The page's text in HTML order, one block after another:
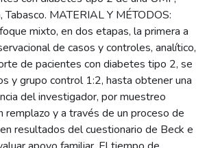
Tabasco. MATERIAL Y MÉTODOS:
mixto, en dos etapas, la primera a
de casos y controles, analítico,
de pacientes con diabetes tipo 2, se
y grupo control 1:2, hasta obtener una
del investigador, por muestreo
remplazo y a través de un proceso de
resultados del cuestionario de Beck e